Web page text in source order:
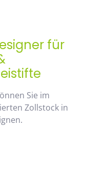
für
Sie im
Zollstock in